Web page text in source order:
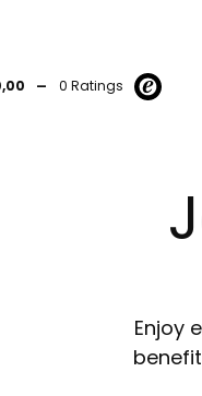
- 0 Ratings
Enjoy